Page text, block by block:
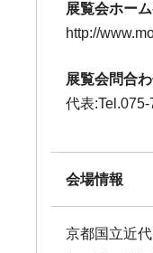
展覧会ホー
http://
展覧会問合
代表
会場情報
京都国立近